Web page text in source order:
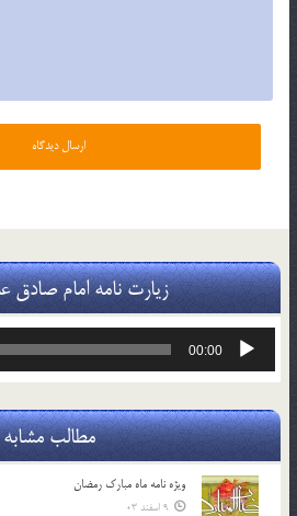
زیارت نامه امام صادق
پخش‌کننده
00:00
مطالب مشابه
ویژه نامه ماه مبارک رمضان
9 اسفند 03